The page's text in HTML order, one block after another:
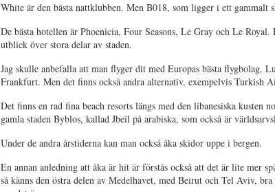
White är den bästa nattklubben. Men B018, som ligger i ett gammalt
De bästa hotellen är Phoenicia, Four Seasons, Le Gray och Le Royal.
utblick över stora delar av staden.
Jag skulle anbefalla att man flyger dit med Europas bästa flygbolag,
Frankfurt. Men det finns också andra alternativ, exempelvis Turkish
Det finns en rad fina beach resorts längs med den libanesiska kusten
gamla staden Byblos, kallad Jbeil på arabiska, som också är
Under de andra årstiderna kan man också åka skidor uppe i bergen.
En annan anledning att åka är hit är förstås också att det är lite mer
så känns den östra delen av Medelhavet, med Beirut och Tel Aviv,